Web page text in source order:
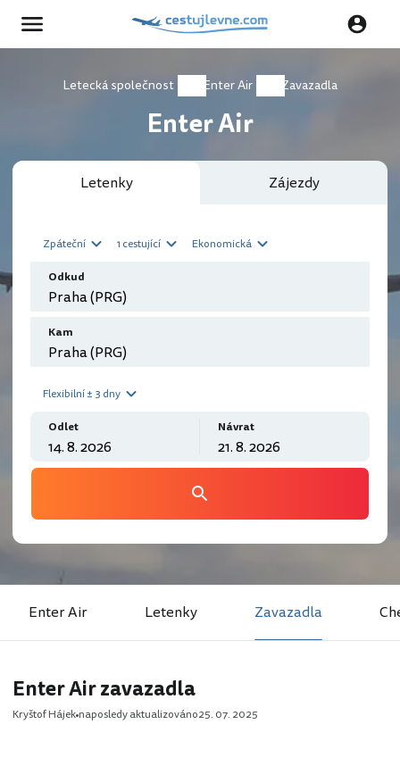
Letecká společnost Enter Air Zavazadla
Enter Air
Letenky Zájezdy
Zpáteční 1 cestující Ekonomická
Odkud
Kam
Flexibilní ± 3 dny
Odlet Návrat
Enter Air Letenky Zavazadla
Enter Air zavazadla
Kryštof Hájek naposledy aktualizováno25. 07. 2025